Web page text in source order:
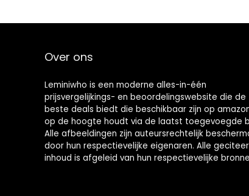
Over ons
Leminiwho is een moderne alles-in-één
prijsvergelijkings- en beoordelingswebsite die de
beste deals biedt die beschikbaar zijn op
op de hoogte houdt via de laatst toegevoegde
Alle afbeeldingen zijn auteursrechtelijk
door hun respectievelijke eigenaren. Alle
inhoud is afgeleid van hun respectievelijke